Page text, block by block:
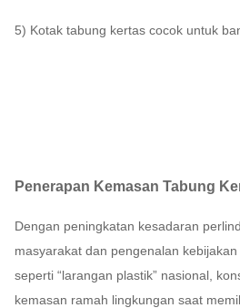
5) Kotak tabung kertas cocok untuk
Penerapan Kemasan Tabung
Dengan peningkatan kesadaran
masyarakat dan pengenalan
seperti “larangan plastik” nasional,
kemasan ramah lingkungan saat